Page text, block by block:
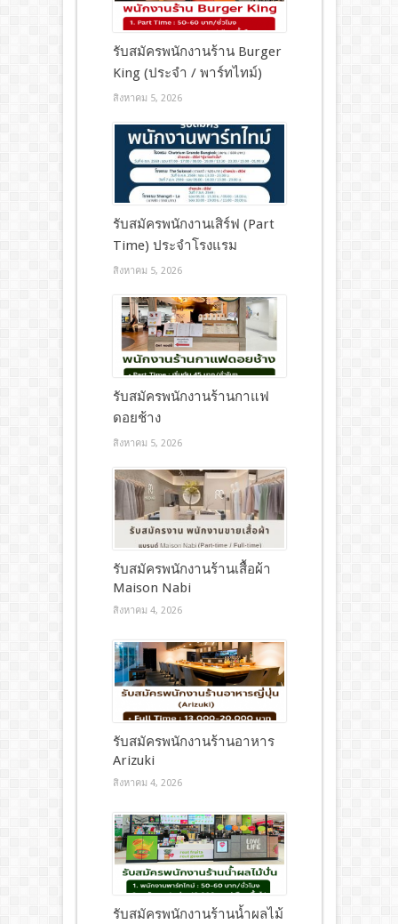
รับสมัครพนักงานร้าน Burger
King (ประจำ / พาร์ทไทม์)
สิงหาคม 5, 2026
รับสมัครพนักงานเสิร์ฟ (Part
Time) ประจำโรงแรม
สิงหาคม 5, 2026
รับสมัครพนักงานร้านกาแฟ
ดอยช้าง
สิงหาคม 5, 2026
รับสมัครพนักงานร้านเสื้อผ้า
Maison Nabi
สิงหาคม 4, 2026
รับสมัครพนักงานร้านอาหาร
Arizuki
สิงหาคม 4, 2026
รับสมัครพนักงานร้านน้ำผลไม้